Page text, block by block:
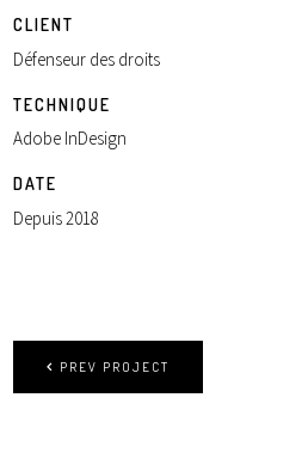
CLIENT
Défenseur des droits
TECHNIQUE
Adobe InDesign
DATE
Depuis 2018
PREV PROJECT